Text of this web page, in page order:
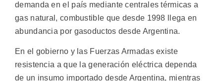
demanda en el país mediante centrales térmicas a
gas natural, combustible que desde 1998 llega en
abundancia por gasoductos desde Argentina.
En el gobierno y las Fuerzas Armadas existe
resistencia a que la generación eléctrica dependa
de un insumo importado desde Argentina, mientras